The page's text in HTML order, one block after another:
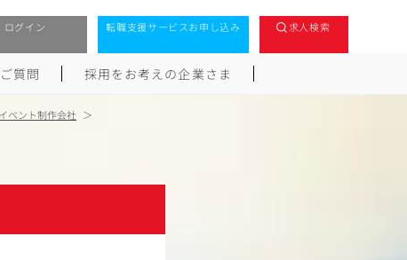
ログイン 転職支援サービスお申し込み 求人検索
質問 採用をお考えの企業さま
イベント制作会社